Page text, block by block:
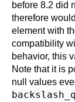
before 8.2 did
therefore
element with
compatibility
behavior, this
Note that it is
null values